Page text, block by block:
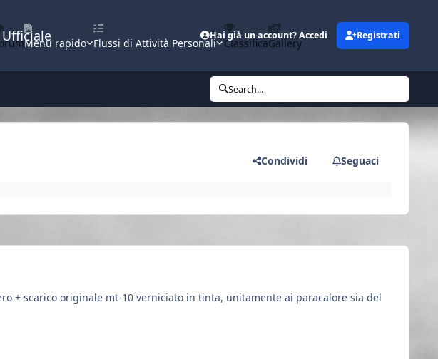
Ufficiale
Menu rapido Flussi di Attività Personali ClassificaGallery
Hai già un account? Accedi Registrati
Search...
Condividi Seguaci
+ scarico originale mt-10 verniciato in tinta, unitamente ai paracalore sia del